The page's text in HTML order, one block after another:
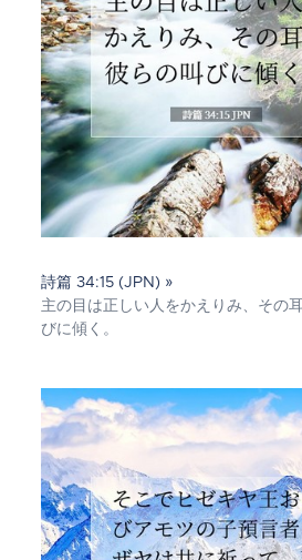
詩篇 34:15 (JPN) »
主の目は正しい人をかえりみ、その
びに傾く。